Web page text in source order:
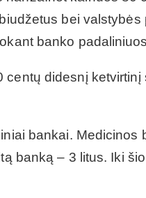
bei
banko
didesnį ketvirtinį
bankai. Medicinos
banką – 3 litus. Iki